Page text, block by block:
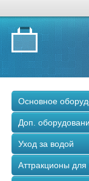
Основное
Доп.
Уход за водой
Аттракционы для